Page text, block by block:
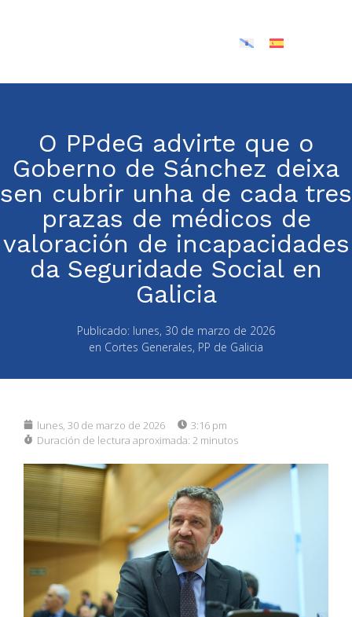
O PPdeG advirte que o
Goberno de Sánchez deixa
sen cubrir unha de cada tres
prazas de médicos de
valoración de incapacidades
da Seguridade Social en
Galicia
Publicado: lunes, 30 de marzo de 2026
en Cortes Generales, PP de Galicia
lunes, 30 de marzo de 2026
3:16 pm
Duración de lectura aproximada: 2 minutos